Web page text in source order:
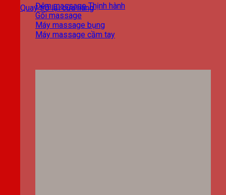
Quay trở lại cửa hàng
Đệm massage
Gối massage
Máy massage bụng
Máy massage cầm tay